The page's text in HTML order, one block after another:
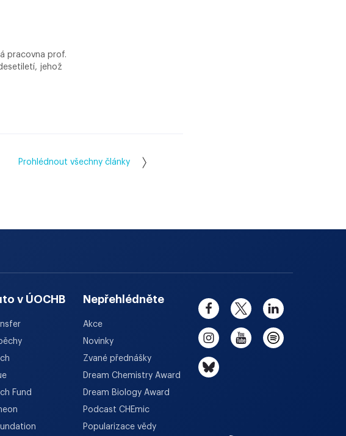
pracovna prof.
jehož
Prohlédnout všechny články
v ÚOCHB
Fund
Nepřehlédněte
Akce
Novinky
Zvané přednášky
Dream Chemistry Award
Dream Biology Award
Podcast CHEmic
Popularizace vědy